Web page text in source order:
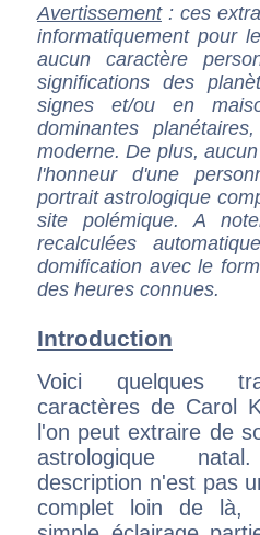
Avertissement: ces
informatiquement pour
aucun caractère
significations des
signes et/ou en
dominantes
moderne. De plus,
l'honneur d'une
portrait astrologique
site polémique. A
recalculées
domification avec le
des heures connues.
Introduction
Voici quelques
caractères de Carol
l'on peut extraire de
astrologique
description n'est pas
complet loin de là,